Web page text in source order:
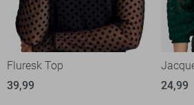
Fluresk Top
39,99
24,99